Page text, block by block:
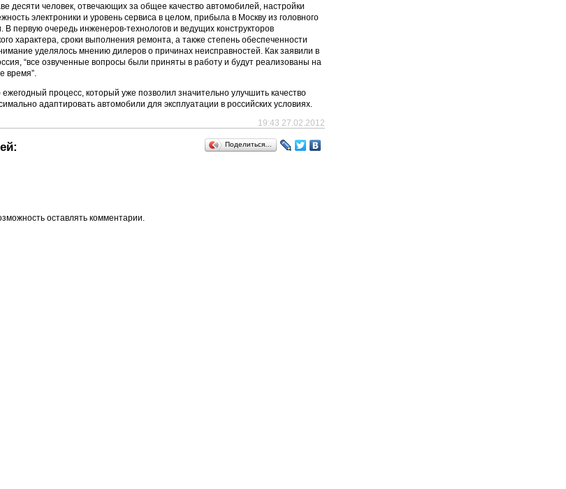
десяти человек, отвечающих за общее качество автомобилей, настройки
электроники и уровень сервиса в целом, прибыла в Москву из головного
первую очередь инженеров-технологов и ведущих конструкторов
характера, сроки выполнения ремонта, а также степень обеспеченности
уделялось мнению дилеров о причинах неисправностей. Как заявили в
“все озвученные вопросы были приняты в работу и будут реализованы на
время”.
процесс, который уже позволил значительно улучшить качество
адаптировать автомобили для эксплуатации в российских условиях.
19:43 27.02.2012
Поделиться…
оставлять комментарии.